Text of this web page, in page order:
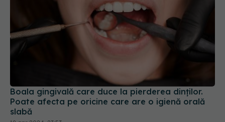
Boala gingivală care duce la pierderea dinților.
Poate afecta pe oricine care are o igienă orală
slabă
18 apr 2024, 23:53